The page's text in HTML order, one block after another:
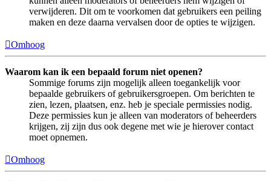
verwijderen. Dit om te voorkomen dat gebruikers een peiling
maken en deze daarna vervalsen door de opties te wijzigen.
Omhoog
Waarom kan ik een bepaald forum niet openen?
Sommige forums zijn mogelijk alleen toegankelijk voor
bepaalde gebruikers of gebruikersgroepen. Om berichten te
zien, lezen, plaatsen, enz. heb je speciale permissies nodig.
Deze permissies kun je alleen van moderators of beheerders
krijgen, zij zijn dus ook degene met wie je hierover contact
moet opnemen.
Omhoog